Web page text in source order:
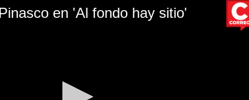
en 'Al fondo hay sitio'